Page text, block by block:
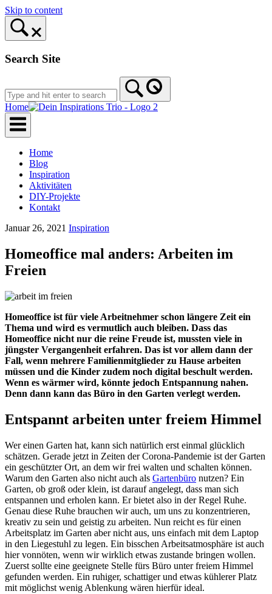
Skip to content
Search Site
Home
Home
Blog
Inspiration
Aktivitäten
DIY-Projekte
Kontakt
Januar 26, 2021 Inspiration
Homeoffice mal anders: Arbeiten im
Freien
Homeoffice ist für viele Arbeitnehmer schon längere Zeit ein
Thema und wird es vermutlich auch bleiben. Dass das
Homeoffice nicht nur die reine Freude ist, mussten viele in
jüngster Vergangenheit erfahren. Das ist vor allem dann der
Fall, wenn mehrere Familienmitglieder zu Hause arbeiten
müssen und die Kinder zudem noch digital beschult werden.
Wenn es wärmer wird, könnte jedoch Entspannung nahen.
Denn dann kann das Büro in den Garten verlegt werden.
Entspannt arbeiten unter freiem Himmel
Wer einen Garten hat, kann sich natürlich erst einmal glücklich
schätzen. Gerade jetzt in Zeiten der Corona-Pandemie ist der Garten
ein geschützter Ort, an dem wir frei walten und schalten können.
Warum den Garten also nicht auch als Gartenbüro nutzen? Ein
Garten, ob groß oder klein, ist darauf angelegt, dass man sich
entspannen und erholen kann. Er bietet also in der Regel Ruhe.
Genau diese Ruhe brauchen wir auch, um uns zu konzentrieren,
kreativ zu sein und geistig zu arbeiten. Nun reicht es für einen
Arbeitsplatz im Garten aber nicht aus, uns einfach mit dem Laptop
in den Liegestuhl zu legen. Ein bisschen Arbeitsatmosphäre ist auch
hier vonnöten, wenn wir wirklich etwas zustande bringen wollen.
Zuerst sollte eine geeignete Stelle fürs Büro unter freiem Himmel
gefunden werden. Ein ruhiger, schattiger und etwas kühlerer Platz
mit möglichst wenig Ablenkung wären hierfür ideal.